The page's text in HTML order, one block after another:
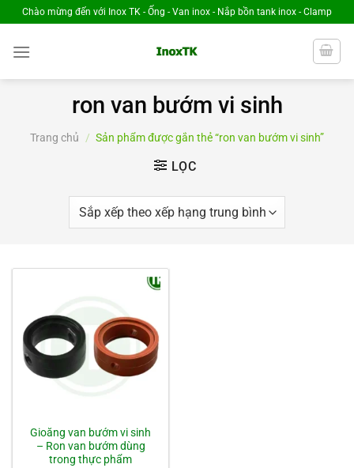
Chuyển
đến
nội
Chào mừng đến với Inox TK - Ống - Van inox - Nắp bồn tank inox - Clamp
ron van bướm vi sinh
Trang chủ / Sản phẩm được gắn thẻ “ron van bướm vi sinh”
LỌC
Gioăng van bướm vi sinh
– Ron van bướm dùng
trong thực phẩm